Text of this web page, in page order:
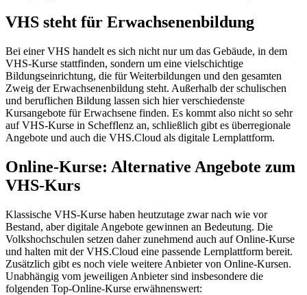
VHS steht für Erwachsenenbildung
Bei einer VHS handelt es sich nicht nur um das Gebäude, in dem
VHS-Kurse stattfinden, sondern um eine vielschichtige
Bildungseinrichtung, die für Weiterbildungen und den gesamten
Zweig der Erwachsenenbildung steht. Außerhalb der schulischen
und beruflichen Bildung lassen sich hier verschiedenste
Kursangebote für Erwachsene finden. Es kommt also nicht so sehr
auf VHS-Kurse in Schefflenz an, schließlich gibt es überregionale
Angebote und auch die VHS.Cloud als digitale Lernplattform.
Online-Kurse: Alternative Angebote zum
VHS-Kurs
Klassische VHS-Kurse haben heutzutage zwar nach wie vor
Bestand, aber digitale Angebote gewinnen an Bedeutung. Die
Volkshochschulen setzen daher zunehmend auch auf Online-Kurse
und halten mit der VHS.Cloud eine passende Lernplattform bereit.
Zusätzlich gibt es noch viele weitere Anbieter von Online-Kursen.
Unabhängig vom jeweiligen Anbieter sind insbesondere die
folgenden Top-Online-Kurse erwähnenswert: